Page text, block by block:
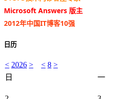
Microsoft Answers 版主
2012年中国IT博客10强
日历
< 2026 > < 8 >
日
一